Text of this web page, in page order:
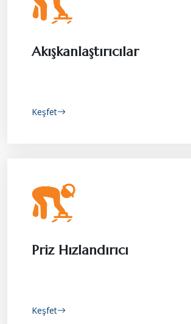
Akışkanlaştırıcılar
Keşfet
Priz Hızlandırıcı
Keşfet